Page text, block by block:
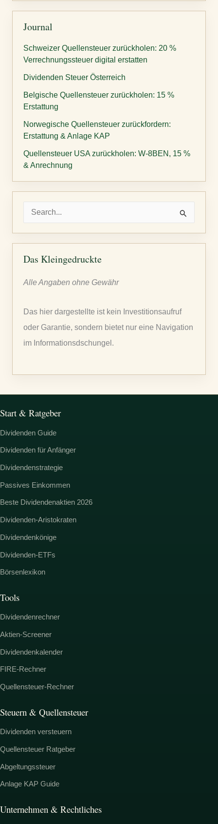
Journal
Schweizer Quellensteuer zurückholen: 20 %
Verrechnungssteuer digital erstatten
Dividenden Steuer Österreich
Belgische Quellensteuer zurückholen: 15 %
Erstattung
Norwegische Quellensteuer zurückfordern:
Erstattung & Anlage KAP
Quellensteuer USA zurückholen: W-8BEN, 15 %
& Anrechnung
h
n
Das Kleingedruckte
Alle Angaben ohne Gewähr
Das hier dargestellte ist kein Investitionsaufruf
oder Garantie, sondern bietet nur eine Navigation
im Informationsdschungel.
Start & Ratgeber
Dividenden Guide
Dividenden für Anfänger
Dividendenstrategie
Passives Einkommen
Beste Dividendenaktien 2026
Dividenden-Aristokraten
Dividendenkönige
Dividenden-ETFs
Börsenlexikon
Tools
Dividendenrechner
Aktien-Screener
Dividendenkalender
FIRE-Rechner
Quellensteuer-Rechner
Steuern & Quellensteuer
Dividenden versteuern
Quellensteuer Ratgeber
Abgeltungssteuer
Anlage KAP Guide
Unternehmen & Rechtliches